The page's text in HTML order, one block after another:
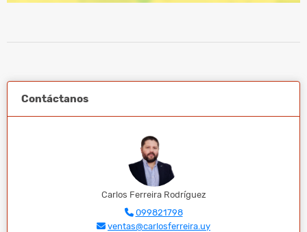
Contáctanos
Carlos Ferreira Rodríguez
099821798
ventas@carlosferreira.uy